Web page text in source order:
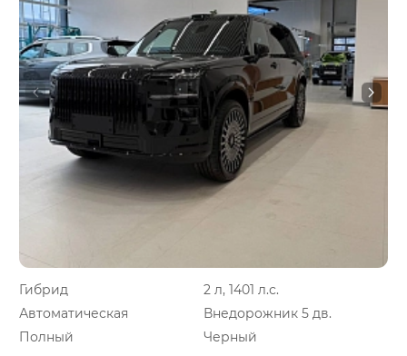
Гибрид
2 л, 1401 л.с.
Автоматическая
Внедорожник 5 дв.
Полный
Черный